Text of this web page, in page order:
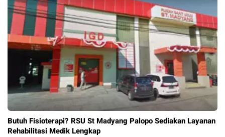
Butuh Fisioterapi? RSU St Madyang Palopo Sediakan Layanan
Rehabilitasi Medik Lengkap